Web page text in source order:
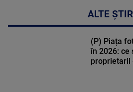
ALTE ȘTIRI
(P) Piața
în 2026: ce
proprietarii